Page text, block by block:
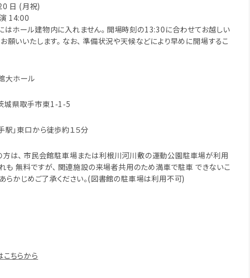
日 (月祝)
14:00
ホール建物内に入れません。 開場時刻の13:30に合わせてお越しい
願いいたします。 なお、 準備状況や天候などにより早めに開場するこ
大ホール
城県取手市東1-1-5
駅｣東口から徒歩約１５分
方は、 市民会館駐車場または利根川河川敷の運動公園駐車場が利用
れも 無料ですが、 関連施設の来場者共用のため満車で駐車 できないこ
あらかじめご了承ください。(図書館の駐車場は利用不可)
ちらから